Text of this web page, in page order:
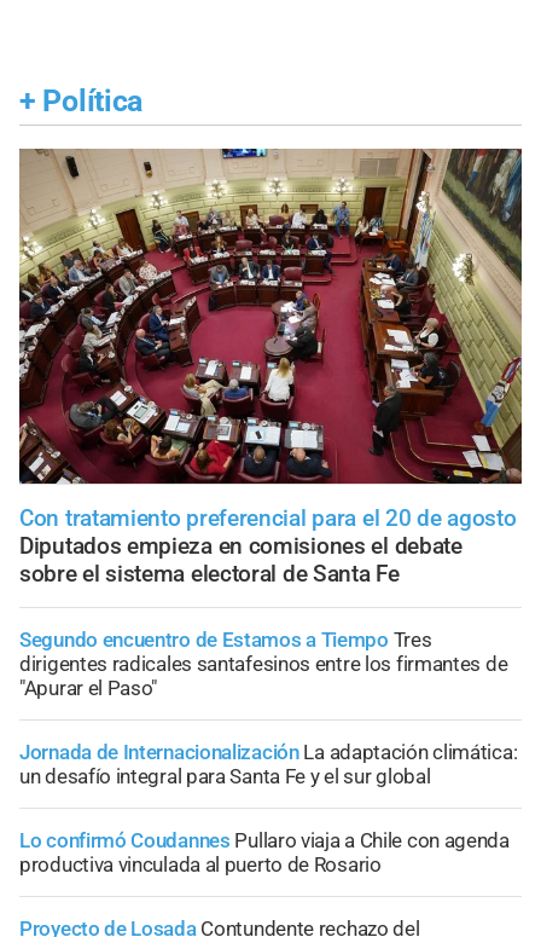
+ Política
Con tratamiento preferencial para el 20 de agosto
Diputados empieza en comisiones el debate
sobre el sistema electoral de Santa Fe
Segundo encuentro de Estamos a Tiempo Tres
dirigentes radicales santafesinos entre los firmantes de
"Apurar el Paso"
Jornada de Internacionalización La adaptación climática:
un desafío integral para Santa Fe y el sur global
Lo confirmó Coudannes Pullaro viaja a Chile con agenda
productiva vinculada al puerto de Rosario
Proyecto de Losada Contundente rechazo del